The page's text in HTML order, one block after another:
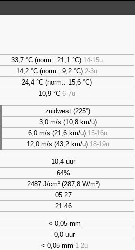
33,7 °C (norm.: 21,1 °C) 14-15u
14,2 °C (norm.: 9,2 °C) 2-3u
24,4 °C (norm.: 15,6 °C)
10,9 °C 6-7u
zuidwest (225°)
3,0 m/s (10,8 km/u)
6,0 m/s (21,6 km/u) 15-16u
12,0 m/s (43,2 km/u) 18-19u
10,4 uur
64%
2487 J/cm² (287,8 W/m²)
05:27
21:46
< 0,05 mm
0,0 uur
< 0,05 mm 1-2u